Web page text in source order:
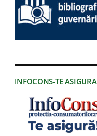
INFOCONS-TE ASIGURA